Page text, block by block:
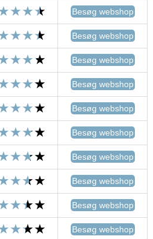
Besøg webshop
Besøg webshop
Besøg webshop
Besøg webshop
Besøg webshop
Besøg webshop
Besøg webshop
Besøg webshop
Besøg webshop
Besøg webshop